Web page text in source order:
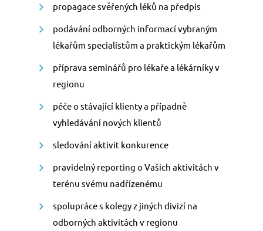
propagace svěřených léků na předpis
podávání odborných informací vybraným
lékařům specialistům a praktickým lékařům
příprava seminářů pro lékaře a lékárníky v
regionu
péče o stávající klienty a případně
vyhledávání nových klientů
sledování aktivit konkurence
pravidelný reporting o Vašich aktivitách v
terénu svému nadřízenému
spolupráce s kolegy z jiných divizí na
odborných aktivitách v regionu